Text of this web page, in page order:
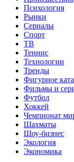
Психология
Рынки
Сериалы
Спорт
ТВ
Теннис
Технологии
Тренды
Фигурное
Фильмы и
Футбол
Хоккей
Чемпионат
Шахматы
Шоу-бизнес
Экология
Экономика